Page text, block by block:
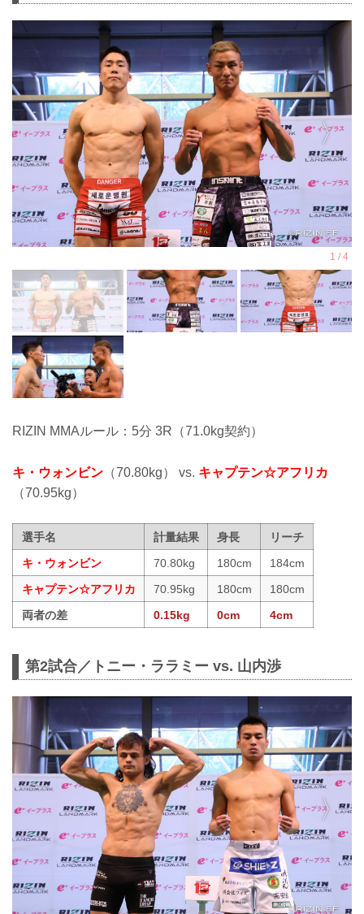
RIZIN MMAルール：5分 3R（71.0kg契約）
キ・ウォンビン （70.80kg） vs. キャプテン☆アフリカ
（70.95kg）
選手名 計量結果 身長
リーチ
キ・ウォンビン
70.80kg 180cm
184cm
キャプテン☆アフリカ
70.95kg 180cm
180cm
両者の差
0.15kg 0cm 4cm
第2試合／トニー・ララミー vs. 山内渉